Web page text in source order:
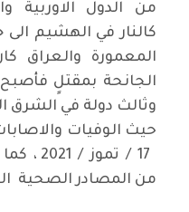
من الدول الاوربية
كالنار في الهشيم
المعمورة والعراق
الجانحة بمقتلٍ
وثالث دولة في الشرق
حيث الوفيات
17 /
من المصادر الصحية